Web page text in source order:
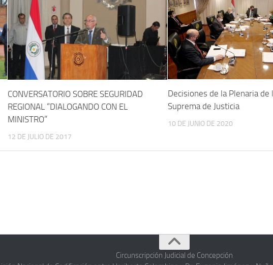
CONVERSATORIO SOBRE SEGURIDAD
REGIONAL “DIALOGANDO CON EL
MINISTRO”
12 DE JULIO DE 2017
Decisiones de la Plenaria de
Suprema de Justicia
10 DE JUNIO DE 2020
Circunscripción Judicial de Concepción